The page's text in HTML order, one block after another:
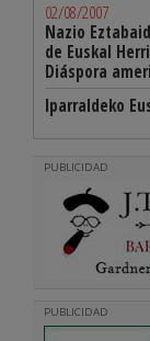
02/08/2007
Nazio
de Euskal
Diáspora
Iparraldeko
PUBLICIDAD
PUBLICIDAD